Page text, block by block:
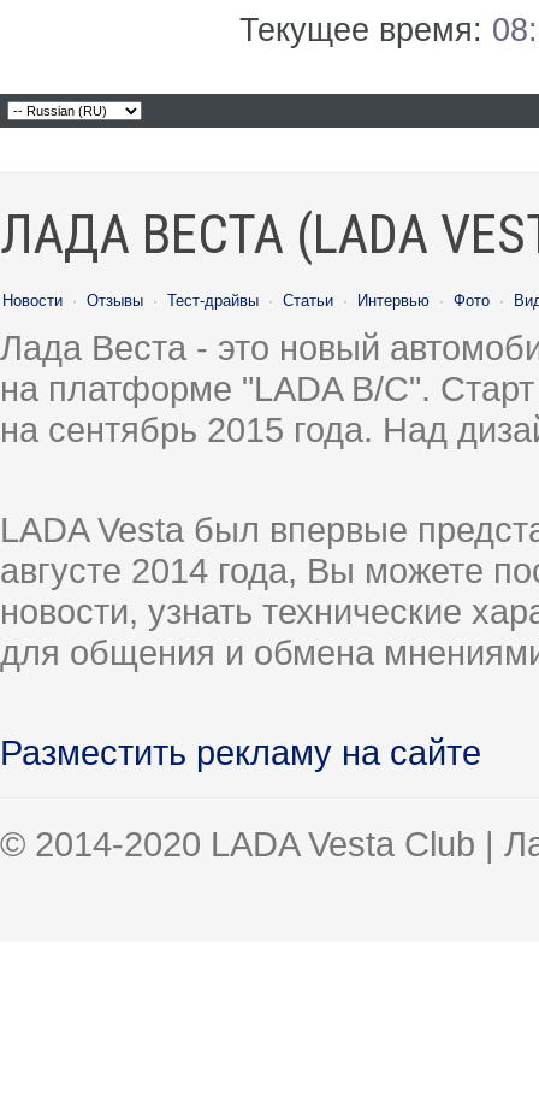
Текущее время:
ЛАДА ВЕСТА (LADA
Новости · Отзывы · Тест-драйвы · Статьи · Интервью · Фото ·
Лада Веста - это новый
на платформе "LADA B/C".
на сентябрь 2015 года. Над
LADA Vesta был впервые
августе 2014 года, Вы можете
новости, узнать технические
для общения и обмена
Разместить рекламу на сайте
© 2014-2020 LADA Vesta Club |